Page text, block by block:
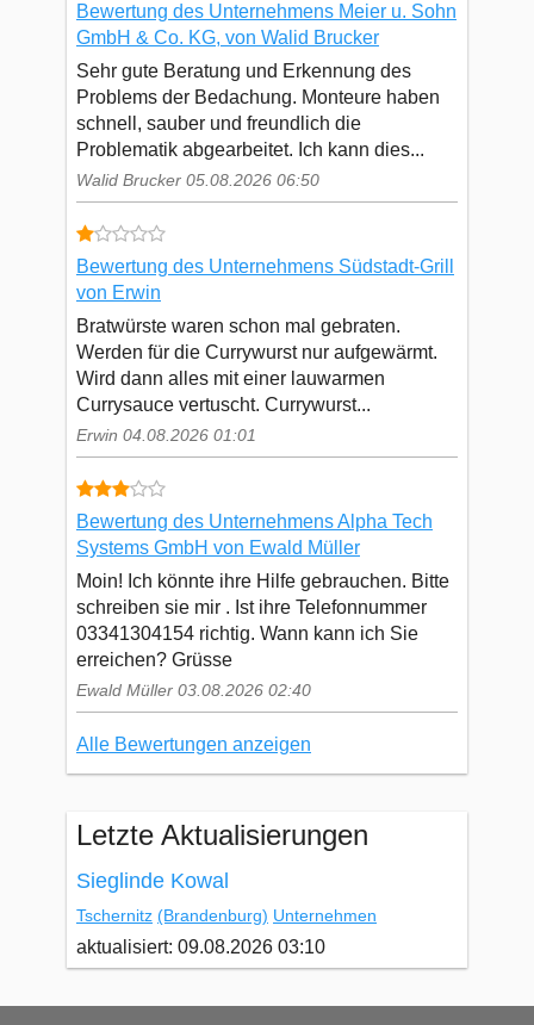
Bewertung des Unternehmens Meier u. Sohn
GmbH & Co. KG, von Walid Brucker
Sehr gute Beratung und Erkennung des
Problems der Bedachung. Monteure haben
schnell, sauber und freundlich die
Problematik abgearbeitet. Ich kann dies...
Walid Brucker 05.08.2026 06:50
Bewertung des Unternehmens Südstadt-Grill
von Erwin
Bratwürste waren schon mal gebraten.
Werden für die Currywurst nur aufgewärmt.
Wird dann alles mit einer lauwarmen
Currysauce vertuscht. Currywurst...
Erwin 04.08.2026 01:01
Bewertung des Unternehmens Alpha Tech
Systems GmbH von Ewald Müller
Moin! Ich könnte ihre Hilfe gebrauchen. Bitte
schreiben sie mir . Ist ihre Telefonnummer
03341304154 richtig. Wann kann ich Sie
erreichen? Grüsse
Ewald Müller 03.08.2026 02:40
Alle Bewertungen anzeigen
Letzte Aktualisierungen
Sieglinde Kowal
Tschernitz (Brandenburg) Unternehmen
aktualisiert: 09.08.2026 03:10